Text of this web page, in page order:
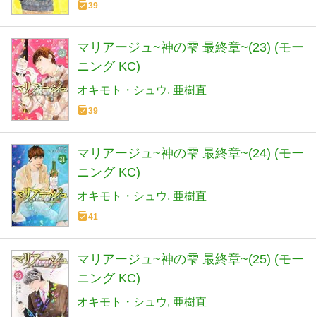
39
マリアージュ~神の雫 最終章~(23) (モー
ニング KC)
オキモト・シュウ 亜樹直
39
マリアージュ~神の雫 最終章~(24) (モー
ニング KC)
オキモト・シュウ 亜樹直
41
マリアージュ~神の雫 最終章~(25) (モー
ニング KC)
オキモト・シュウ 亜樹直